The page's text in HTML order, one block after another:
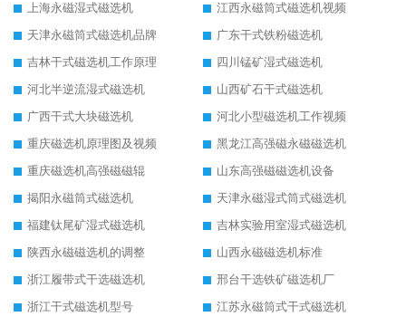
上海永磁湿式磁选机
江西永磁筒式磁选机视频
天津永磁筒式磁选机品牌
广东干式铁粉磁选机
吉林干式磁选机工作原理
四川锰矿湿式磁选机
河北半逆流湿式磁选机
山西矿石干式磁选机
广西干式大块磁选机
河北小型磁选机工作视频
重庆磁选机原理图及视频
黑龙江高强磁永磁磁选机
重庆磁选机高强磁磁辊
山东高强磁磁选机设备
揭阳永磁筒式磁选机
天津永磁湿式筒式磁选机
福建钛尾矿湿式磁选机
吉林实验用室湿式磁选机
陕西永磁磁选机的调整
山西永磁磁选机标准
浙江履带式干选磁选机
邢台干选铁矿磁选机厂
浙江干式磁选机型号
江苏永磁筒式干式磁选机